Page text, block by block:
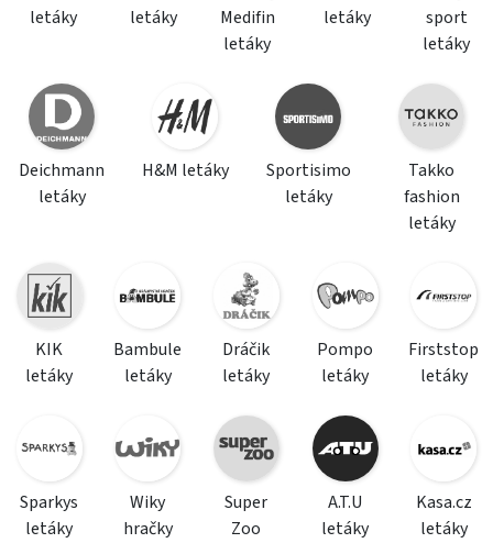
letáky
letáky
Medifin
letáky
letáky
sport
letáky
Deichmann
letáky
H&M letáky
Sportisimo
letáky
Takko
fashion
letáky
KIK
letáky
Bambule
letáky
Dráčik
letáky
Pompo
letáky
Firststop
letáky
Sparkys
letáky
Wiky
hračky
Super
Zoo
A.T.U
letáky
Kasa.cz
letáky